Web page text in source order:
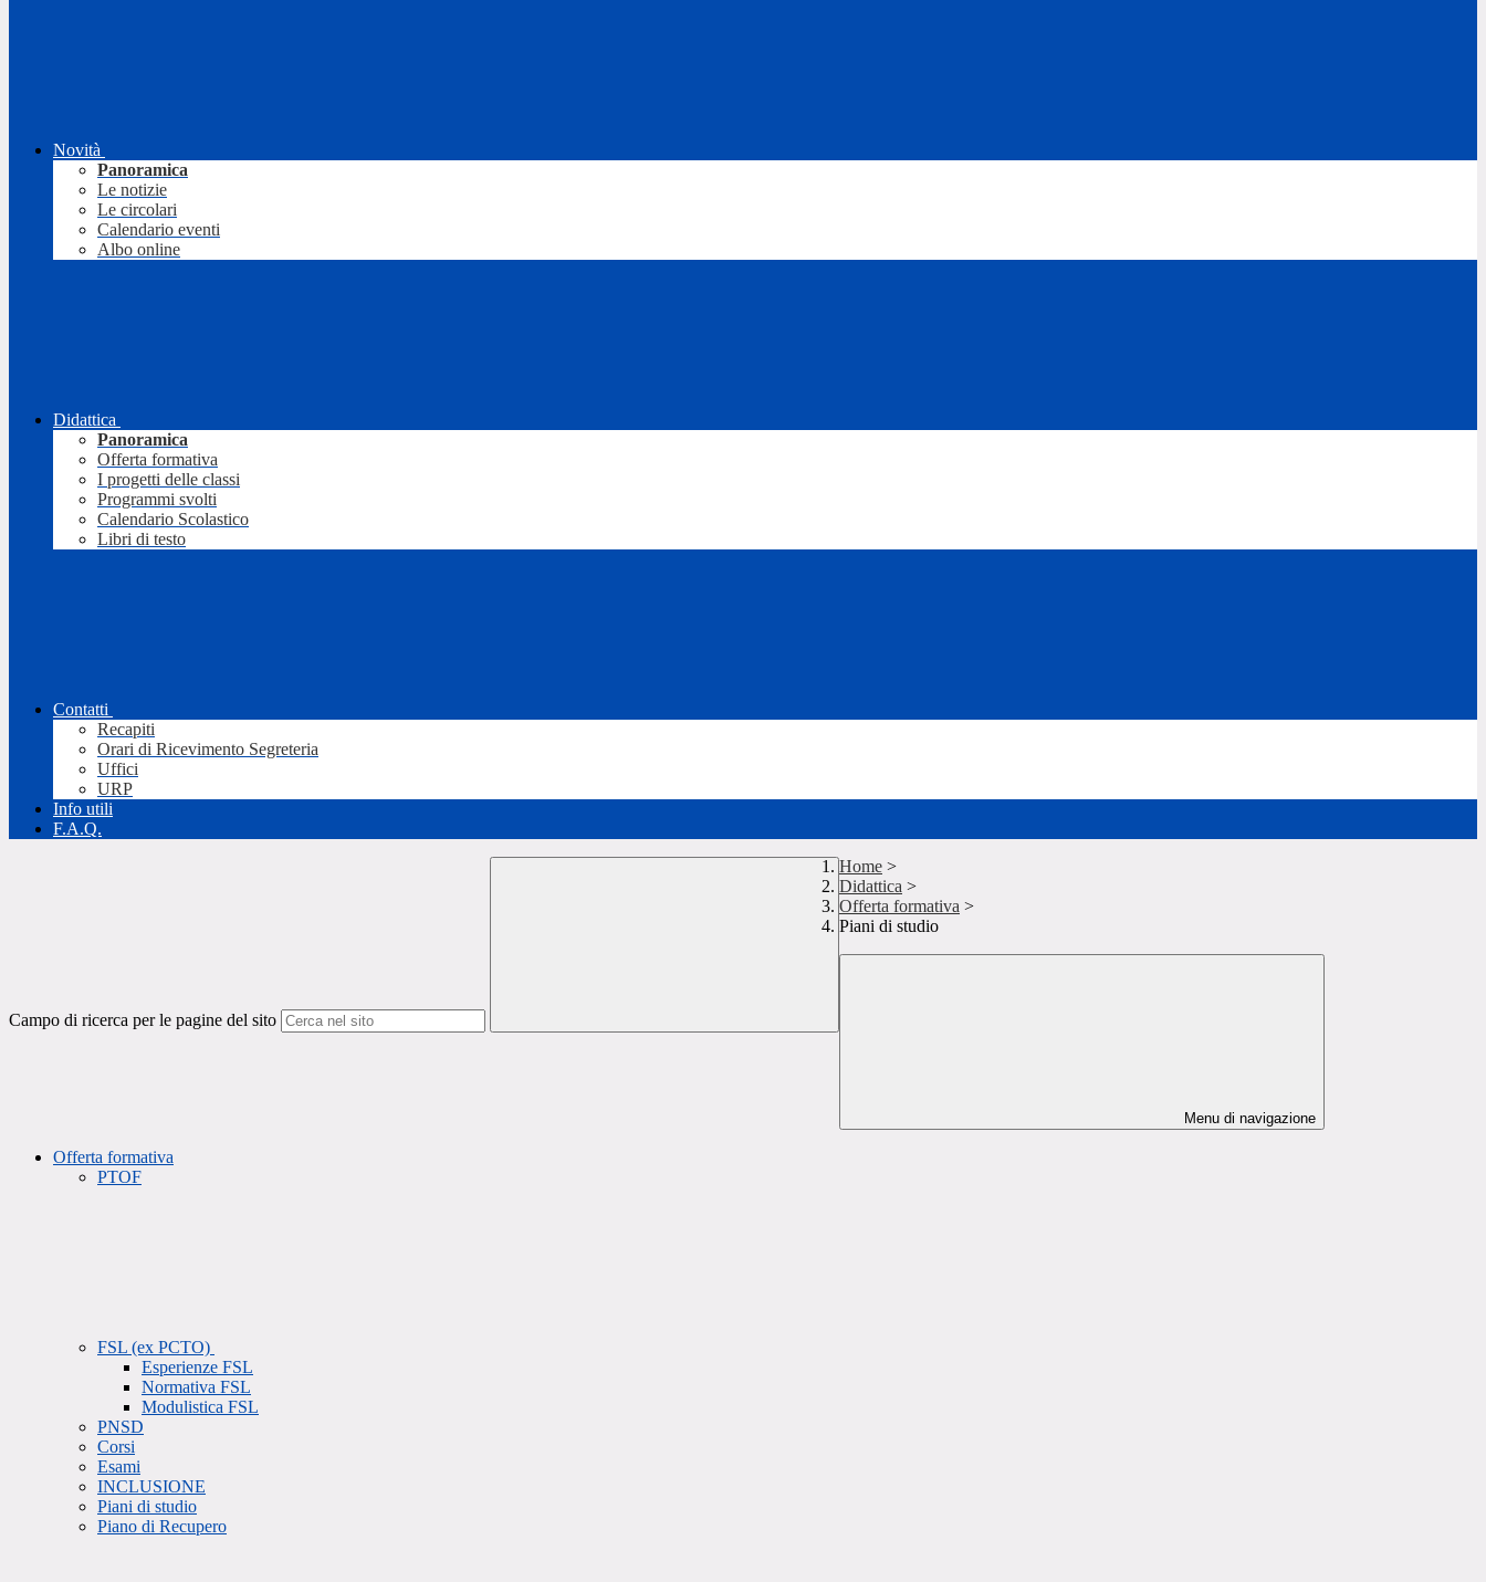
Novità
Panoramica
Le notizie
Le circolari
Calendario eventi
Albo online
Didattica
Panoramica
Offerta formativa
I progetti delle classi
Programmi svolti
Calendario Scolastico
Libri di testo
Contatti
Recapiti
Orari di Ricevimento Segreteria
Uffici
URP
Info utili
F.A.Q.
Campo di ricerca per le pagine del sito
Home >
Didattica >
Offerta formativa >
Piani di studio
Menu di navigazione
Offerta formativa
PTOF
FSL (ex PCTO)
Esperienze FSL
Normativa FSL
Modulistica FSL
PNSD
Corsi
Esami
INCLUSIONE
Piani di studio
Piano di Recupero